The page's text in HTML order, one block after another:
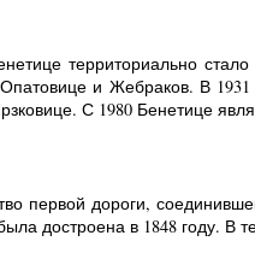
территориально
и Жебраков. В
С 1980 Бенетице
первой дороги,
достроена в 1848 году. В